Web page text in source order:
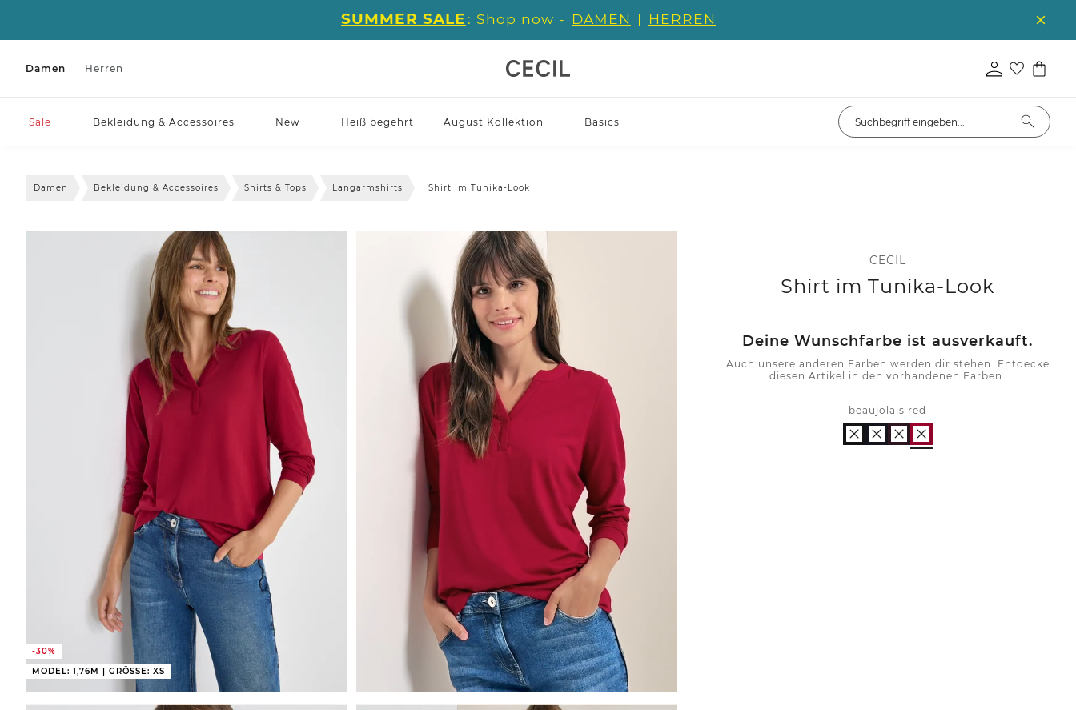
SUMMER SALE : Shop now - DAMEN | HERREN
Damen Herren
Sale Bekleidung & Accessoires New Heiß begehrt August Kollektion Basics
Damen Bekleidung & Accessoires Shirts & Tops Langarmshirts Shirt im Tunika-Look
-30%
MODEL: 1,76M | GRÖSSE: XS
CECIL
Shirt im Tunika-Look
Deine Wunschfarbe ist ausverkauft.
Auch unsere anderen Farben werden dir stehen. Entdecke
diesen Artikel in den vorhandenen Farben.
beaujolais red